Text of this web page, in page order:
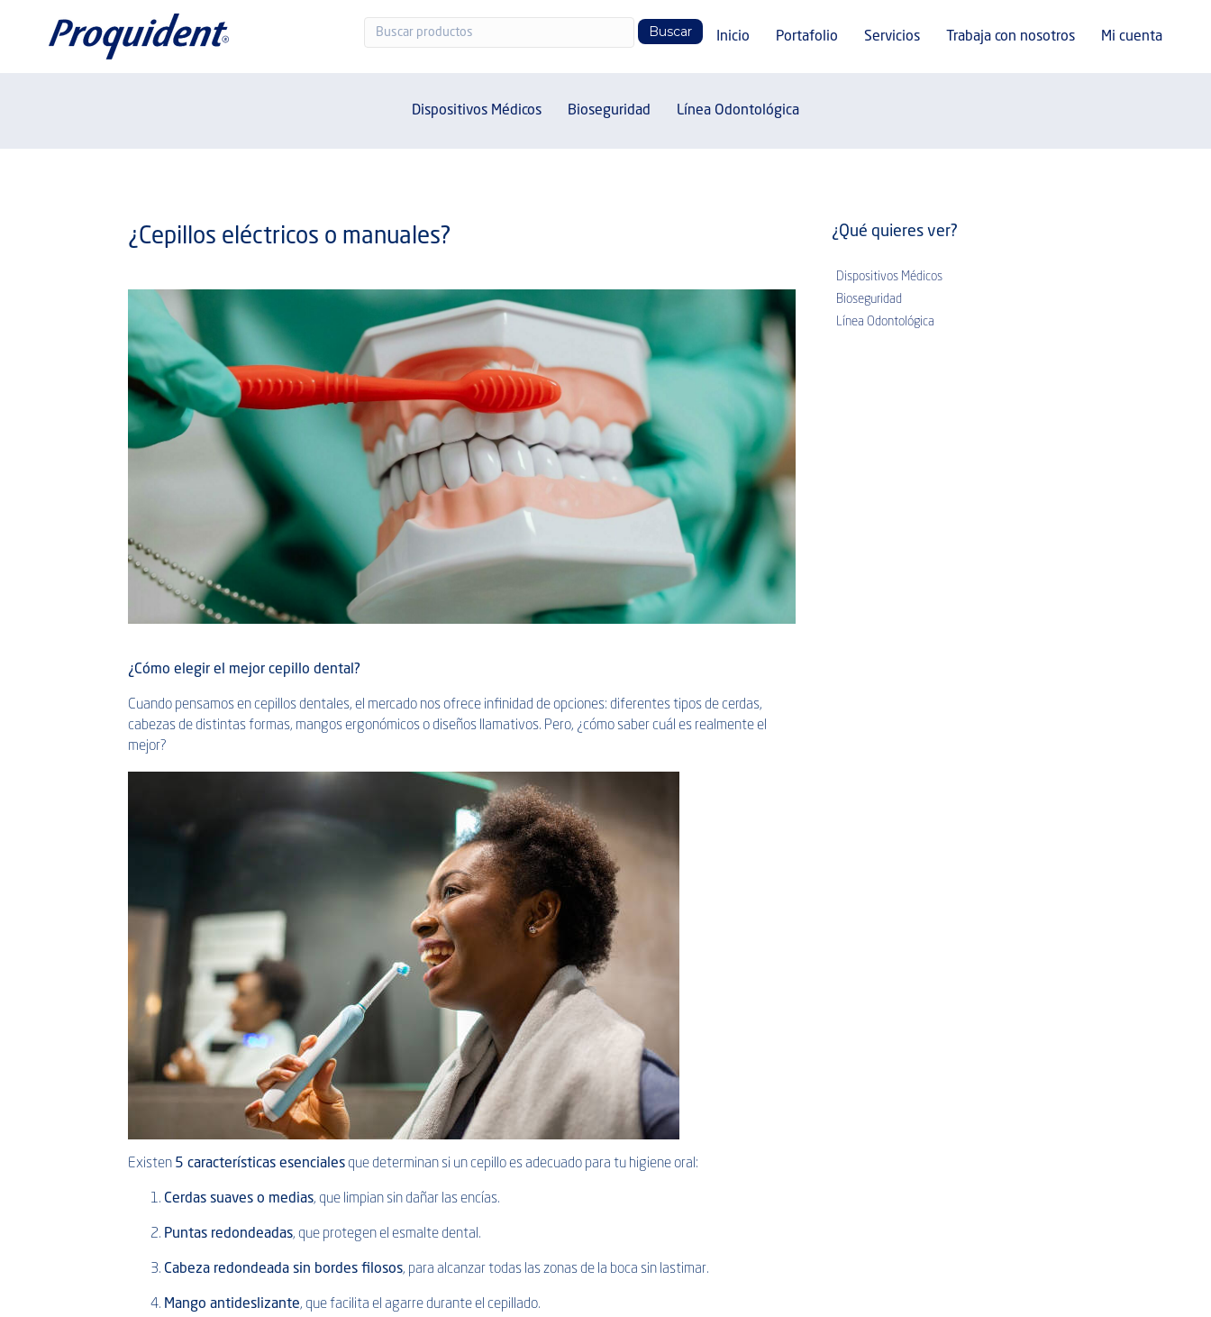
Buscar:
Inicio
Portafolio Servicios Trabaja con nosotros Mi cuenta
Dispositivos Médicos Bioseguridad Línea Odontológica
¿Cepillos eléctricos o manuales?
¿Cómo elegir el mejor cepillo dental?
Cuando pensamos en cepillos dentales, el mercado nos ofrece infinidad de opciones: diferentes tipos de cerdas,
cabezas de distintas formas, mangos ergonómicos o diseños llamativos. Pero, ¿cómo saber cuál es realmente el
mejor?
Existen 5 características esencialesque determinan si un cepillo es adecuado para tu higiene oral:
Cerdas suaves o medias, que limpian sin dañar las encías.
Puntas redondeadas, que protegen el esmalte dental.
Cabeza redondeada sin bordes filosos, para alcanzar todas las zonas de la boca sin lastimar.
Mango antideslizante, que facilita el agarre durante el cepillado.
¿Qué quieres ver?
Dispositivos Médicos
Bioseguridad
Línea Odontológica